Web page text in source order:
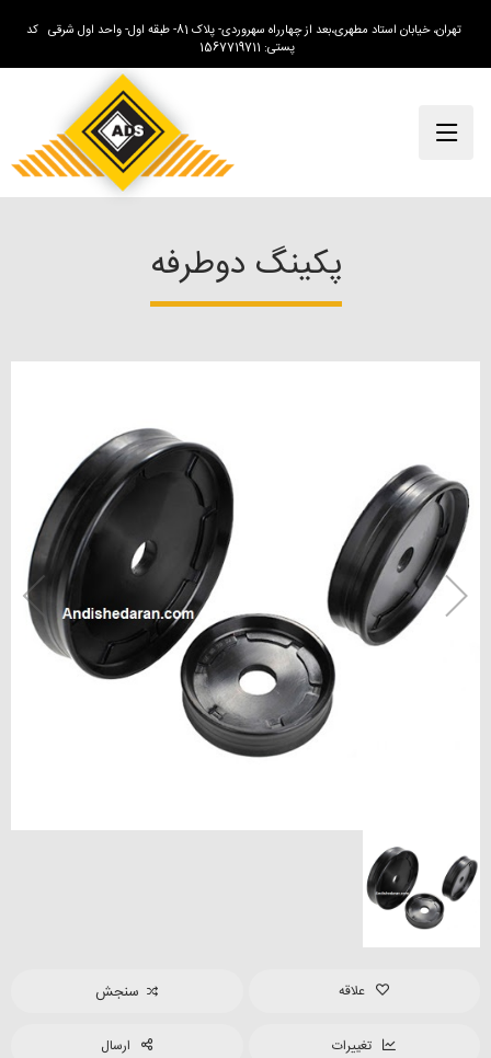
تهران، خیابان استاد مطهری،بعد از چهارراه سهروردی- پلاک 81- طبقه اول- واحد اول شرقی کد
پستی: 1567719711
پکینگ دوطرفه
علاقه سنجش
تغییرات ارسال